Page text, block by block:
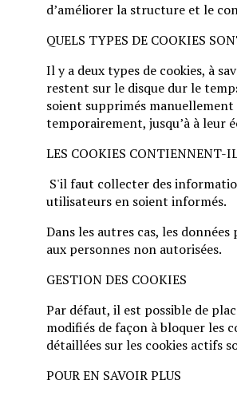
d’améliorer la structure et le
QUELS TYPES DE COOKIES
Il y a deux types de cookies, à
restent sur le disque dur le
soient supprimés
temporairement, jusqu’à à leur
LES COOKIES CONTIENNENT-
S'il faut collecter des
utilisateurs en soient informés.
Dans les autres cas, les
aux personnes non autorisées.
GESTION DES COOKIES
Par défaut, il est possible de
modifiés de façon à bloquer les
détaillées sur les cookies actifs
POUR EN SAVOIR PLUS